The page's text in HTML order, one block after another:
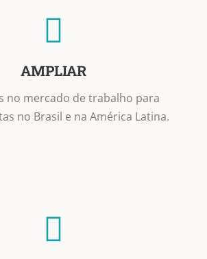
AMPLIAR
no mercado de trabalho para
no Brasil e na América Latina.